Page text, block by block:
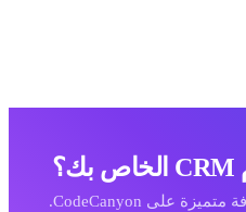
تصفح أكثر من 60 وحدة وإضافة متميزة على CodeCanyon.